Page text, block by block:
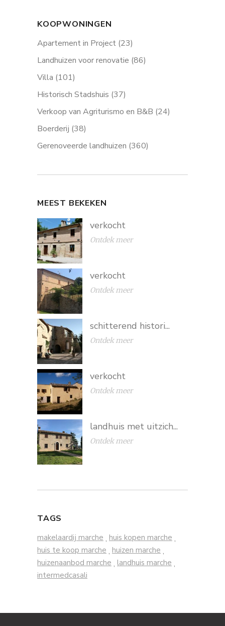
KOOPWONINGEN
Apartement in Project (23)
Landhuizen voor renovatie (86)
Villa (101)
Historisch Stadshuis (37)
Verkoop van Agriturismo en B&B (24)
Boerderij (38)
Gerenoveerde landhuizen (360)
MEEST BEKEKEN
verkocht
Ontdek meer
verkocht
Ontdek meer
schitterend histori...
Ontdek meer
verkocht
Ontdek meer
landhuis met uitzich...
Ontdek meer
TAGS
makelaardij marche , huis kopen marche ,
huis te koop marche , huizen marche ,
huizenaanbod marche , landhuis marche ,
intermedcasali